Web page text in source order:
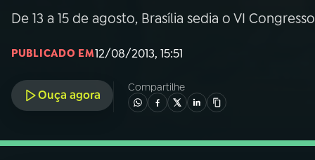
04 PROGRAMAS
De 13 a 15 de agosto, Brasília sedia o VI
PUBLICADO EM12/08/2013, 15:51
Ouça agora
Compartilhe